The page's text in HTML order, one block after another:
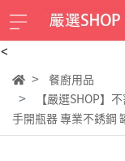
<
餐廚用品
【嚴選SHOP】
手開瓶器 專業不銹鋼